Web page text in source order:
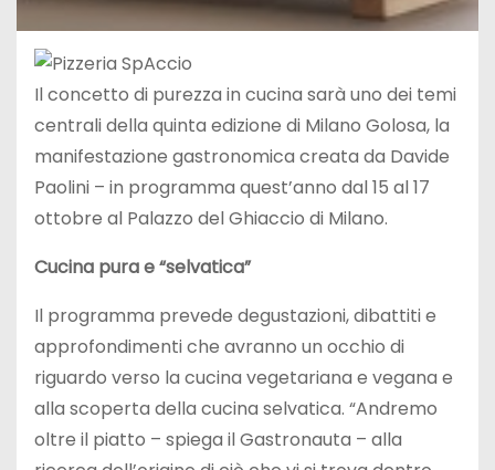
Il concetto di purezza in cucina sarà uno dei temi
centrali della quinta edizione di Milano Golosa, la
manifestazione gastronomica creata da Davide
Paolini – in programma quest’anno dal 15 al 17
ottobre al Palazzo del Ghiaccio di Milano.
Cucina pura e “selvatica”
Il programma prevede degustazioni, dibattiti e
approfondimenti che avranno un occhio di
riguardo verso la cucina vegetariana e vegana e
alla scoperta della cucina selvatica. “Andremo
oltre il piatto – spiega il Gastronauta – alla